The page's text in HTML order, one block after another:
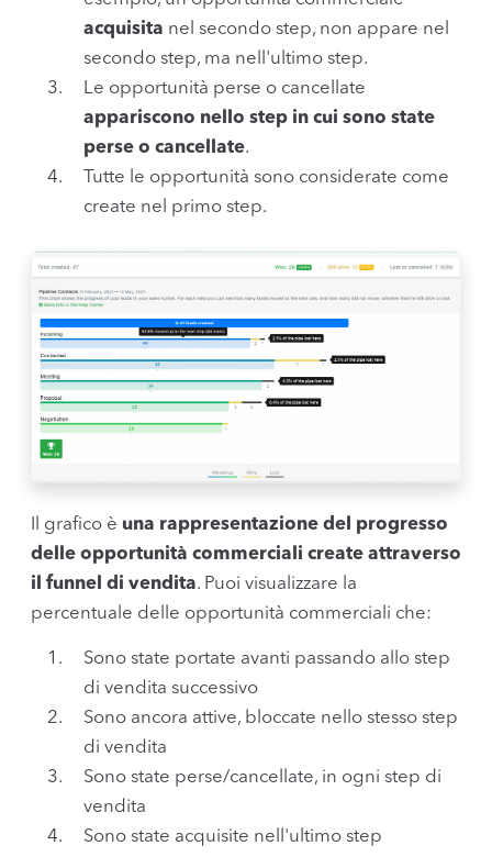
acquisita nel secondo step, non appare nel
secondo step, ma nell'ultimo step.
Le opportunità perse o cancellate
appariscono nello step in cui sono state
perse o cancellate.
Tutte le opportunità sono considerate come
create nel primo step.
Il grafico è una rappresentazione del progresso
delle opportunità commerciali create attraverso
il funnel di vendita. Puoi visualizzare la
percentuale delle opportunità commerciali che:
Sono state portate avanti passando allo step
di vendita successivo
Sono ancora attive, bloccate nello stesso step
di vendita
Sono state perse/cancellate, in ogni step di
vendita
Sono state acquisite nell'ultimo step